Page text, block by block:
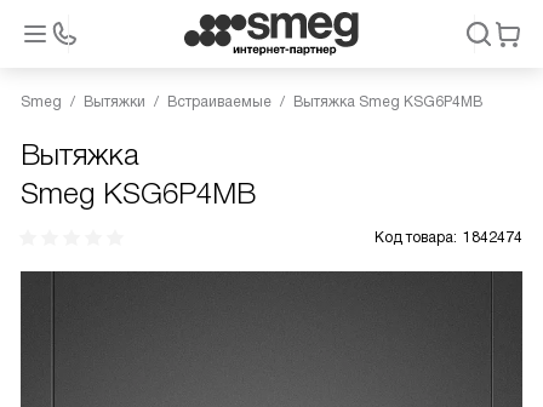
Smeg Вытяжки Встраиваемые Вытяжка Smeg KSG6P4MB
Вытяжка
Smeg KSG6P4MB
Код товара: 1842474